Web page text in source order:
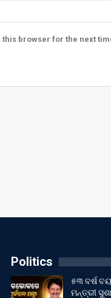
browser for the next
Politics
୫୩ ବର୍ଷ
ମନ୍ତ୍ରୀ